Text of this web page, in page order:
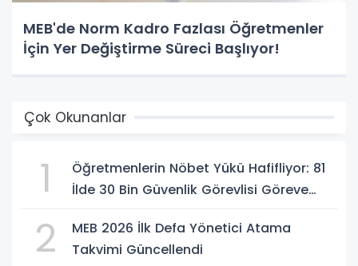
MEB'de Norm Kadro Fazlası Öğretmenler
İçin Yer Değiştirme Süreci Başlıyor!
Çok Okunanlar
1
Öğretmenlerin Nöbet Yükü Hafifliyor: 81
İlde 30 Bin Güvenlik Görevlisi Göreve
2
MEB 2026 İlk Defa Yönetici Atama
Takvimi Güncellendi